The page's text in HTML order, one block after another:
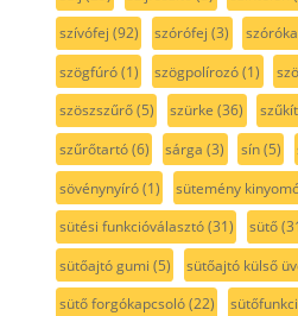
szívófej (92) szórófej (3)
szögfúró(1) szögpolírozó(1)
szöszszűrő(5) szürke (36)
szűrőtartó(6) sárga (3) sín(5)
sövénynyíró(1) sütemény
sütési funkcióválasztó(31) sütő
sütőajtó gumi (5) sütőajtó külső
sütő forgókapcsoló(22)